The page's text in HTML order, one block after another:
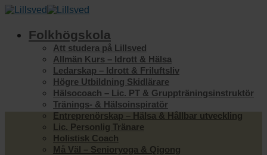
Skip
contentFolkhögskola
Att studera på Lillsved
Allmän Kurs – Idrott & Hälsa
Ledarskap – Idrott & Friluftsliv
Högre Utbildning Skidlärare
Hälsocoach – Lic. PT & Gruppträningsinstruktör
Tränings- & Hälsoinspiratör
Entreprenörskap – Hälsa & Hållbar utveckling
Lic. Personlig Tränare
Holistisk Coach
Må Väl – Senioryoga & Qigong